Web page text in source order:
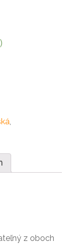
,
z oboch